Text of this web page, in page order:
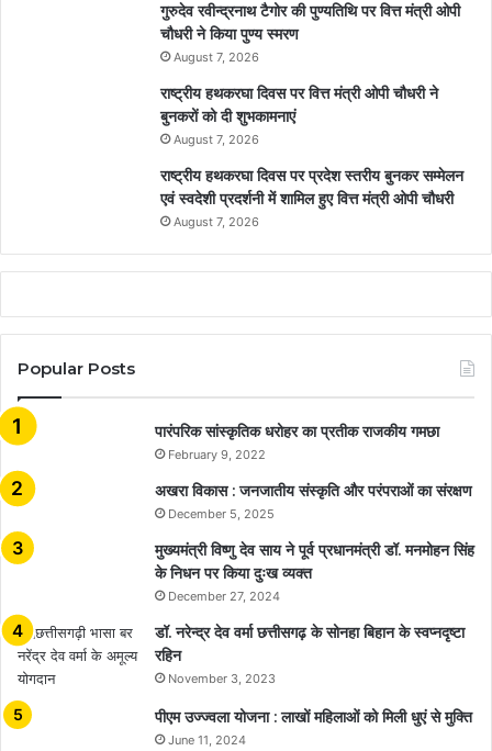
गुरुदेव रवीन्द्रनाथ टैगोर की पुण्यतिथि पर वित्त मंत्री ओपी
चौधरी ने किया पुण्य स्मरण
August 7, 2026
राष्ट्रीय हथकरघा दिवस पर वित्त मंत्री ओपी चौधरी ने
बुनकरों को दी शुभकामनाएं
August 7, 2026
राष्ट्रीय हथकरघा दिवस पर प्रदेश स्तरीय बुनकर सम्मेलन
एवं स्वदेशी प्रदर्शनी में शामिल हुए वित्त मंत्री ओपी चौधरी
August 7, 2026
Popular Posts
​​​​​​​पारंपरिक सांस्कृतिक धरोहर का प्रतीक राजकीय गमछा
February 9, 2022
अखरा विकास : जनजातीय संस्कृति और परंपराओं का संरक्षण
December 5, 2025
मुख्यमंत्री विष्णु देव साय ने पूर्व प्रधानमंत्री डॉ. मनमोहन सिंह
के निधन पर किया दुःख व्यक्त
December 27, 2024
डॉ. नरेन्द्र देव वर्मा छत्तीसगढ़ के सोनहा बिहान के स्वप्नदृष्टा
रहिन
November 3, 2023
पीएम उज्ज्वला योजना : लाखों महिलाओं को मिली धुएं से मुक्ति
June 11, 2024